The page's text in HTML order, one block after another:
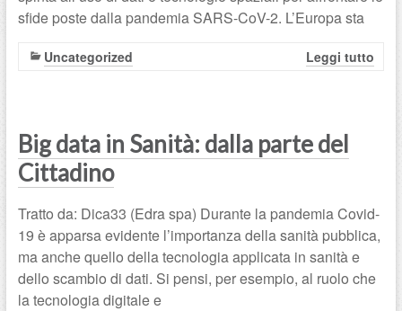
sfide poste dalla pandemia SARS-CoV-2. L’Europa sta
Uncategorized Leggi tutto
Big data in Sanità: dalla parte del
Cittadino
Tratto da: Dica33 (Edra spa) Durante la pandemia Covid-
19 è apparsa evidente l’importanza della sanità pubblica,
ma anche quello della tecnologia applicata in sanità e
dello scambio di dati. Si pensi, per esempio, al ruolo che
la tecnologia digitale e